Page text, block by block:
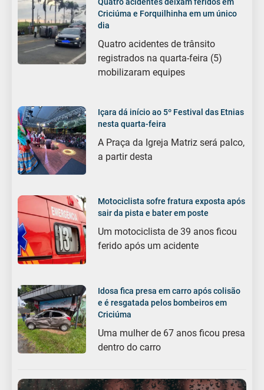
Criciúma e Forquilhinha em um único
dia
Quatro acidentes de trânsito
registrados na quarta-feira (5)
mobilizaram equipes
Içara dá início ao 5º Festival das Etnias
nesta quarta-feira
A Praça da Igreja Matriz será palco,
a partir desta
Motociclista sofre fratura exposta após
sair da pista e bater em poste
Um motociclista de 39 anos ficou
ferido após um acidente
Idosa fica presa em carro após colisão
e é resgatada pelos bombeiros em
Criciúma
Uma mulher de 67 anos ficou presa
dentro do carro